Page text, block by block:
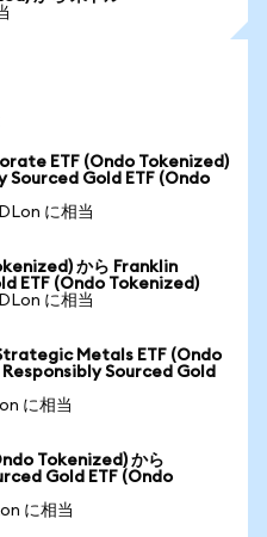
ETF (Ondo Tokenized)
Sourced Gold ETF (Ondo
に相当
から Franklin
ETF (Ondo Tokenized)
に相当
Metals ETF (Ondo
Sourced Gold
に相当
Tokenized) から
Gold ETF (Ondo
に相当